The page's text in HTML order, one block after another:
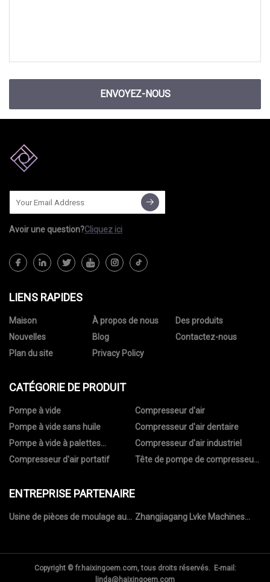
ENVOYEZ-NOUS
Avoir une question?Cliquez ici
LIENS RAPIDES
Maison À propos de nous
Des produits
Nouvelles
Blog
Contactez-nous
Plan du site
Privacy Policy
CATÉGORIE DE PRODUIT
Pompe à vide
Compresseur d'air
Pompe à vide sans huile
Compresseur d'air dentaire
Pompe à vide à palettes
rotatives
Compresseur d'air industriel
Compresseur d'air portatif
Tête de pompe de compresseur
ENTREPRISE PARTENAIRE
Usine de pièces de moulage au
Zhangjiagang Lvke Machines
Copyright © fr.haixingoem.com, tous droits réservés. E-mail:
linda@haixingoem.com